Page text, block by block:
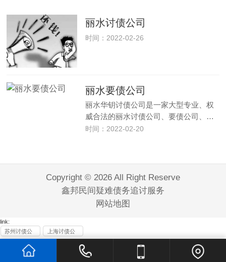
丽水讨债公司
时间：2022-02-26
丽水要债公司
丽水华钥讨债公司是一家大型专业、权
威合法的丽水讨债公司、要债公司、…
时间：2022-02-20
Copyright © 2026 All Right Reserve
鑫邦民间疑难债务追讨服务
网站地图
link:
苏州讨债公
上海讨债公